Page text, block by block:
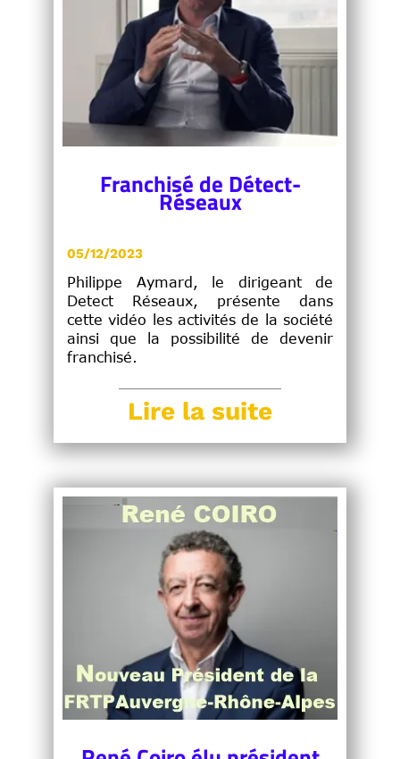
Franchisé de Détect-
Réseaux
05/12/2023
Philippe Aymard, le dirigeant de
Detect Réseaux, présente dans
cette vidéo les activités de la société
ainsi que la possibilité de devenir
franchisé.
Lire la suite